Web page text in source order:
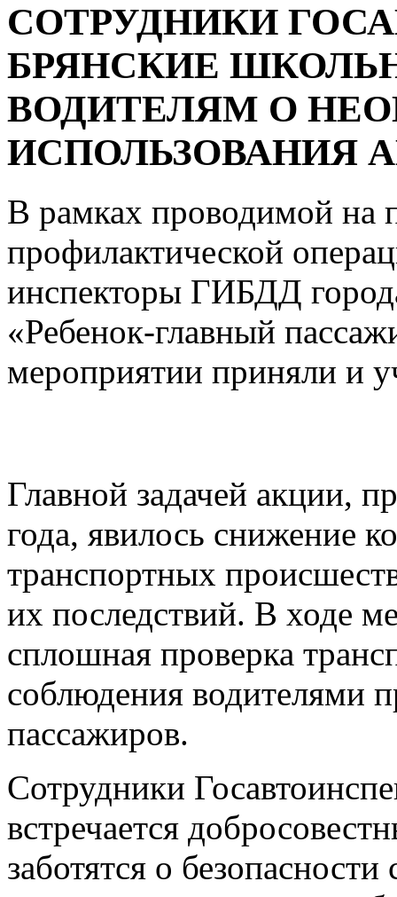
СОТРУДНИКИ
БРЯНСКИЕ
ВОДИТЕЛЯМ О
ИСПОЛЬЗОВАНИЯ
В рамках проводимой на
профилактической
инспекторы ГИБДД
«Ребенок-главный
мероприятии приняли и
Главной задачей акции,
года, явилось снижение
транспортных
их последствий. В ходе
сплошная проверка
соблюдения водителями
пассажиров.
Сотрудники
встречается
заботятся о